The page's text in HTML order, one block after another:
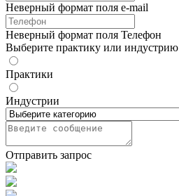
Неверный формат поля e-mail
Неверный формат поля Телефон
Выберите практику или индустрию
Практики
Индустрии
Отправить запрос